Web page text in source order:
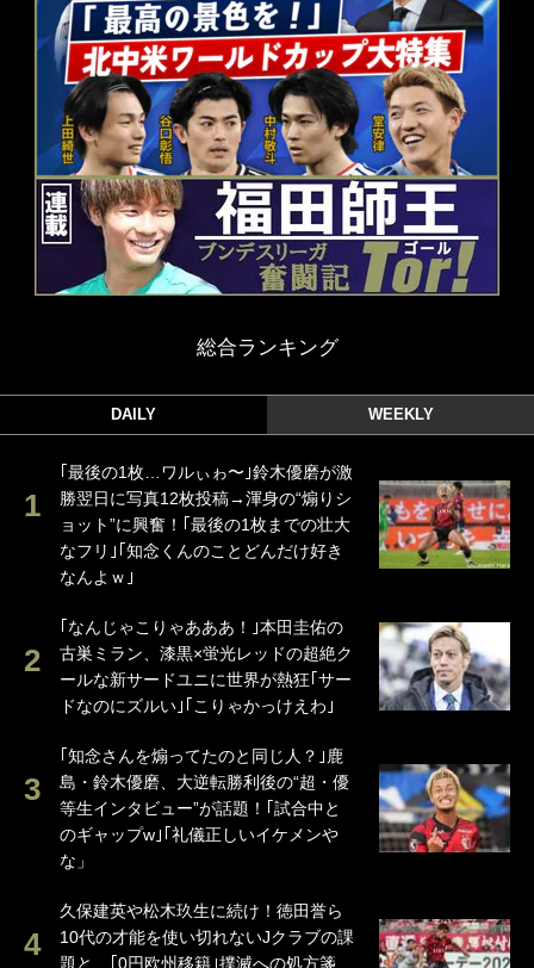
総合ランキング
DAILY WEEKLY
｢最後の1枚…ワルぃゎ〜｣鈴木優磨が激
勝翌日に写真12枚投稿→渾身の“煽りシ
ョット”に興奮！｢最後の1枚までの壮大
なフリ｣｢知念くんのことどんだけ好き
なんよｗ｣
｢なんじゃこりゃあああ！｣本田圭佑の
古巣ミラン、漆黒×蛍光レッドの超絶ク
ールな新サードユニに世界が熱狂｢サー
ドなのにズルい｣｢こりゃかっけえわ｣
｢知念さんを煽ってたのと同じ人？｣鹿
島・鈴木優磨、大逆転勝利後の“超・優
等生インタビュー”が話題！｢試合中と
のギャップw｣｢礼儀正しいイケメンや
な」
久保建英や松木玖生に続け！徳田誉ら
10代の才能を使い切れないJクラブの課
題と、｢0円欧州移籍｣撲滅への処方箋